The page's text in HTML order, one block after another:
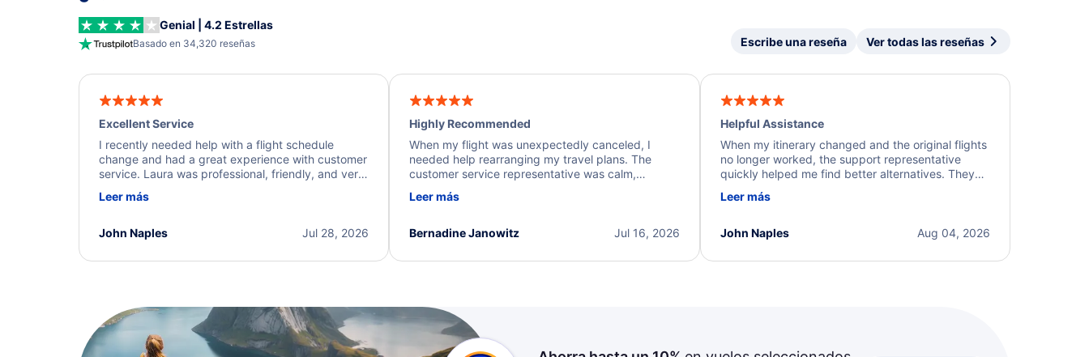
Genial | 4.2 Estrellas
Basado en 34,320 reseñas Escribe una reseña Ver todas las reseñas
Excellent Service
I recently needed help with a flight schedule
change and had a great experience with customer
service. Laura was professional, friendly, and very
a solution and kept me informed of the next steps.
Leer más
Jul 28, 2026
John Naples
Highly Recommended
When my flight was unexpectedly canceled, I
needed help rearranging my travel plans. The
customer service representative was calm,
process. They quickly found alternative flight
I truly appreciate the excellent support and
Leer más
Jul 16, 2026
Bernadine Janowitz
Helpful Assistance
When my itinerary changed and the original flights
no longer worked, the support representative
quickly helped me find better alternatives. They
beyond to resolve the issue. I'm grateful for the
Leer más
Aug 04, 2026
John Naples